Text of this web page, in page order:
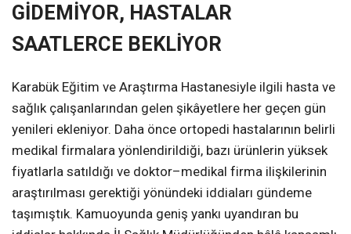
GİDEMİYOR, HASTALAR
SAATLERCE BEKLİYOR
Karabük Eğitim ve Araştırma Hastanesiyle ilgili hasta ve
sağlık çalışanlarından gelen şikâyetlere her geçen gün
yenileri ekleniyor. Daha önce ortopedi hastalarının belirli
medikal firmalara yönlendirildiği, bazı ürünlerin yüksek
fiyatlarla satıldığı ve doktor–medikal firma ilişkilerinin
araştırılması gerektiği yönündeki iddiaları gündeme
taşımıştık. Kamuoyunda geniş yankı uyandıran bu